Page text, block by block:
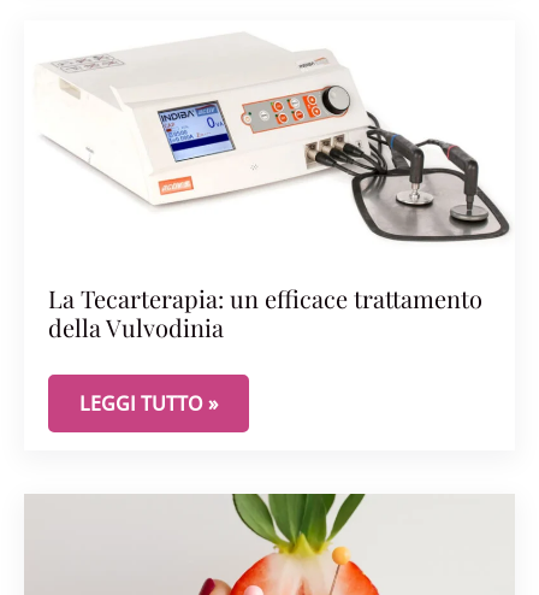
La Tecarterapia: un efficace trattamento
della Vulvodinia
LA TECARTERAPIA: UN EFFICACE TRATTAMENTO
LEGGI TUTTO »